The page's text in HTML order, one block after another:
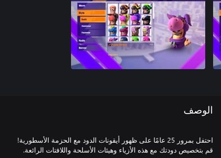
الوصف
احتفل بمرور 25 عامًا على ظهور أيقونات الدود مع الحزمة الأسطورية!